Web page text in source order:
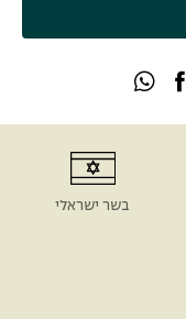
בשר ישראלי